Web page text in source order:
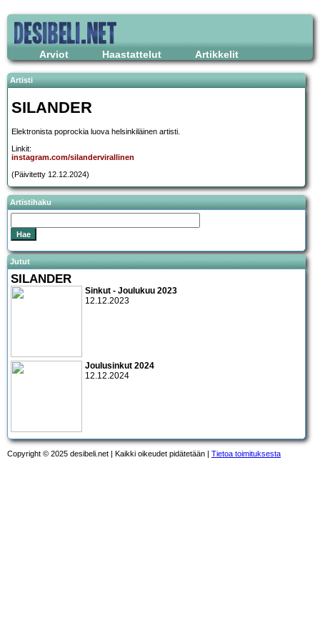
Arviot Haastattelut Artikkelit
Artisti
SILANDER
Elektronista poprockia luova helsinkiläinen artisti.
Linkit:
instagram.com/silandervirallinen
(Päivitetty 12.12.2024)
Artistihaku
Jutut
SILANDER
Sinkut - Joulukuu 2023
12.12.2023
Joulusinkut 2024
12.12.2024
Copyright © 2025 desibeli.net | Kaikki oikeudet pidätetään | Tietoa toimituksesta